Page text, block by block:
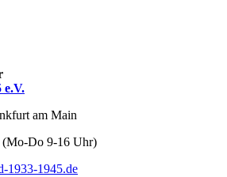
e.V.
am Main
(Mo-Do 9-16 Uhr)
1933-1945.de